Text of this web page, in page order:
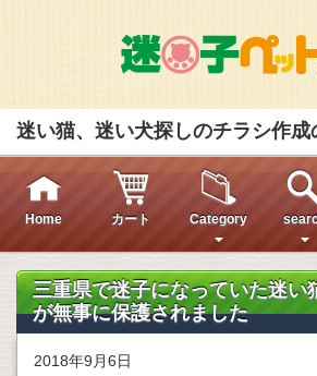
迷い猫、迷い犬探しのチラシ作成
Home カート Category
三重県で迷子になっていた迷い
が無事に保護されました
2018年9月6日